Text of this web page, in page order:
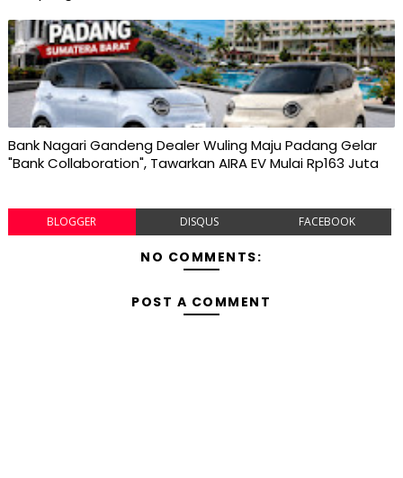
Bank Nagari Gandeng Dealer Wuling Maju Padang Gelar
"Bank Collaboration", Tawarkan AIRA EV Mulai Rp163 Juta
BLOGGER DISQUS FACEBOOK
NO COMMENTS:
POST A COMMENT